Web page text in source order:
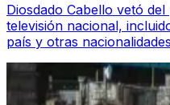
Diosdado Cabello vetó
televisión nacional,
país y otras